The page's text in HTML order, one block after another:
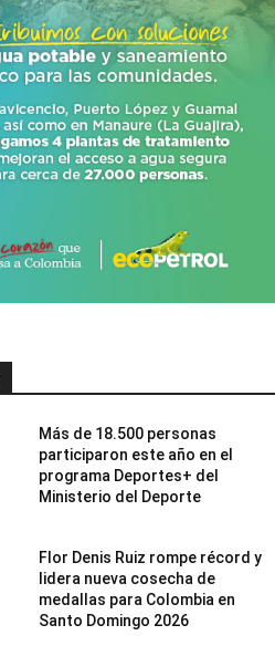
Más de 18.500 personas
participaron este año en el
programa Deportes+ del
Ministerio del Deporte
Flor Denis Ruiz rompe récord y
lidera nueva cosecha de
medallas para Colombia en
Santo Domingo 2026